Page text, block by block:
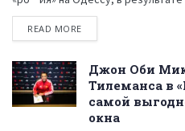
READ MORE
Джон Оби
Тилеманса в
самой
окна